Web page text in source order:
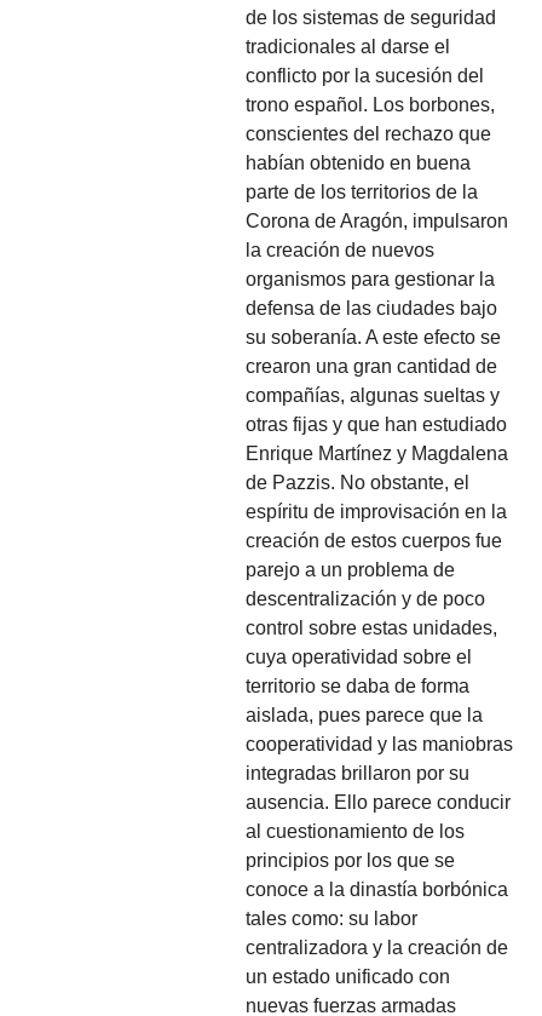
de los sistemas de seguridad
tradicionales al darse el
conflicto por la sucesión del
trono español. Los borbones,
conscientes del rechazo que
habían obtenido en buena
parte de los territorios de la
Corona de Aragón, impulsaron
la creación de nuevos
organismos para gestionar la
defensa de las ciudades bajo
su soberanía. A este efecto se
crearon una gran cantidad de
compañías, algunas sueltas y
otras fijas y que han estudiado
Enrique Martínez y Magdalena
de Pazzis. No obstante, el
espíritu de improvisación en la
creación de estos cuerpos fue
parejo a un problema de
descentralización y de poco
control sobre estas unidades,
cuya operatividad sobre el
territorio se daba de forma
aislada, pues parece que la
cooperatividad y las maniobras
integradas brillaron por su
ausencia. Ello parece conducir
al cuestionamiento de los
principios por los que se
conoce a la dinastía borbónica
tales como: su labor
centralizadora y la creación de
un estado unificado con
nuevas fuerzas armadas